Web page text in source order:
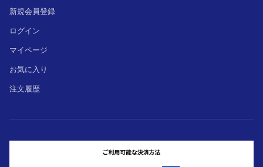
新規会員登録
ログイン
マイページ
お気に入り
注文履歴